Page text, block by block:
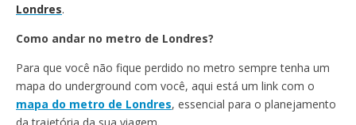
Londres.
Como andar no metro de Londres?
Para que você não fique perdido no metro sempre tenha um
mapa do underground com você, aqui está um link com o
mapa do metro de Londres, essencial para o planejamento
da trajetória da sua viagem.